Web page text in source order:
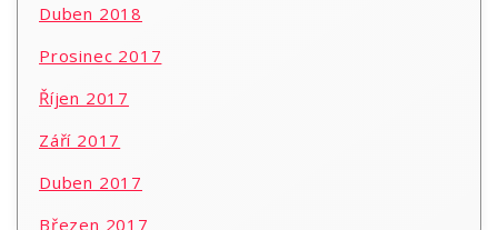
Duben 2018
Prosinec 2017
Říjen 2017
Září 2017
Duben 2017
Březen 2017